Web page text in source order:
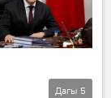
Дагы 5